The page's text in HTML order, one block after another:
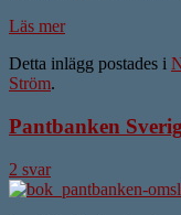
Läs mer
Detta inlägg postades i
Ström.
Pantbanken
2 svar